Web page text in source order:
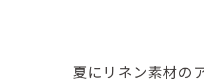
夏にリネン素材の